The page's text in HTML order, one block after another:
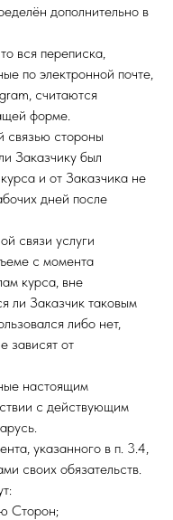
дополнительно в
вся переписка,
по электронной почте,
считаются
форме.
связью стороны
Заказчику был
и от Заказчика не
дней после
связи услуги
с момента
курса, вне
ли Заказчик таковым
либо нет,
зависят от
настоящим
с действующим
указанного в п. 3.4,
своих обязательств.
Сторон;